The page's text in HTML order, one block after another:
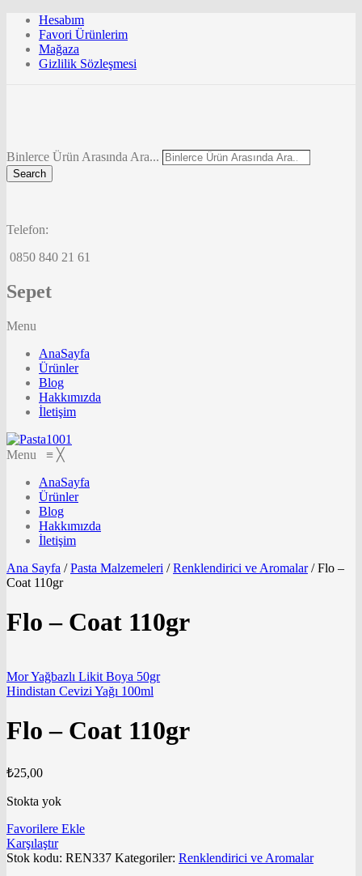
Hesabım
Favori Ürünlerim
Mağaza
Gizlilik Sözleşmesi
Binlerce Ürün Arasında Ara...
Search
Telefon:
0850 840 21 61
Sepet
Menu
AnaSayfa
Ürünler
Blog
Hakkımızda
İletişim
Menu ≡ ╳
AnaSayfa
Ürünler
Blog
Hakkımızda
İletişim
Ana Sayfa / Pasta Malzemeleri / Renklendirici ve Aromalar /Flo –
Coat 110gr
Flo – Coat 110gr
Mor Yağbazlı Likit Boya 50gr
Hindistan Cevizi Yağı 100ml
Flo – Coat 110gr
₺25,00
Stokta yok
Favorilere Ekle
Karşılaştır
Stok kodu: REN337 Kategoriler: Renklendirici ve Aromalar